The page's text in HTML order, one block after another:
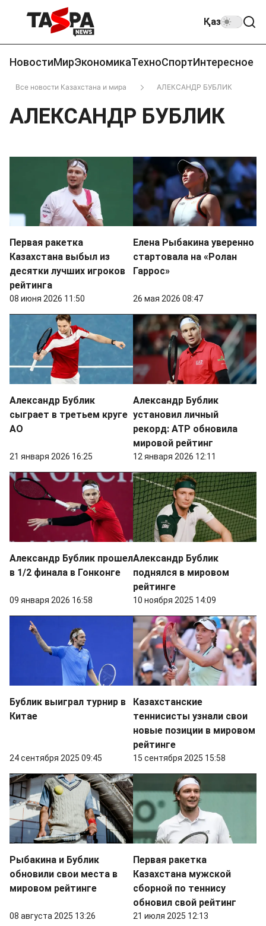
Қаз
НовостиМирЭкономикаТехноСпортИнтересное
Все новости Казахстана и мира АЛЕКСАНДР БУБЛИК
АЛЕКСАНДР БУБЛИК
Первая ракетка
Казахстана выбыл из
десятки лучших игроков
рейтинга
08 июня 2026 11:50
Елена Рыбакина уверенно
стартовала на «Ролан
Гаррос»
26 мая 2026 08:47
Александр Бублик
сыграет в третьем круге
AO
21 января 2026 16:25
Александр Бублик
установил личный
рекорд: ATP обновила
мировой рейтинг
12 января 2026 12:11
Александр Бублик прошел
в 1/2 финала в Гонконге
09 января 2026 16:58
Александр Бублик
поднялся в мировом
рейтинге
10 ноября 2025 14:09
Бублик выиграл турнир в
Китае
24 сентября 2025 09:45
Казахстанские
теннисисты узнали свои
новые позиции в мировом
рейтинге
15 сентября 2025 15:58
Рыбакина и Бублик
обновили свои места в
мировом рейтинге
08 августа 2025 13:26
Первая ракетка
Казахстана мужской
сборной по теннису
обновил свой рейтинг
21 июля 2025 12:13